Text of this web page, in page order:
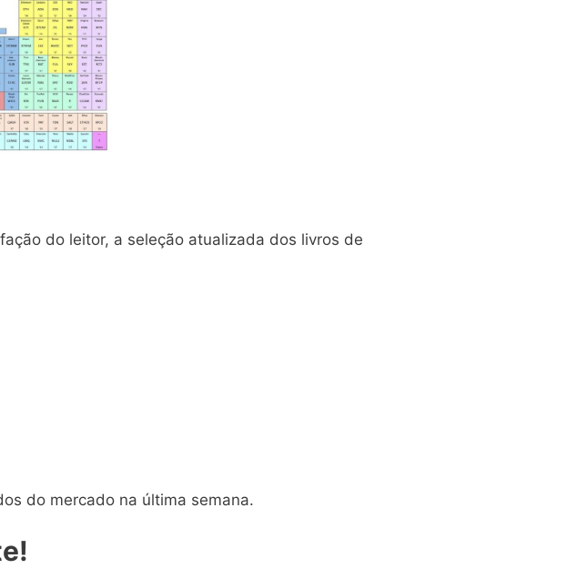
do leitor, a seleção atualizada dos livros de
do mercado na última semana.